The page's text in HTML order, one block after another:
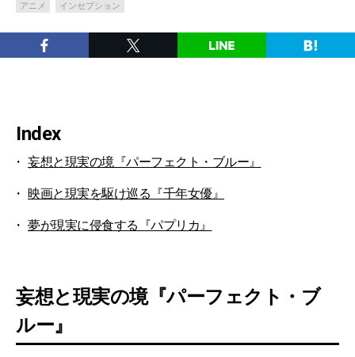
アニメ
インセプション
Index
妄想と現実の境『パーフェクト・ブルー』
映画と現実を駆け巡る『千年女優』
夢が現実に侵食する『パプリカ』
妄想と現実の境『パーフェクト・ブ
ルー』